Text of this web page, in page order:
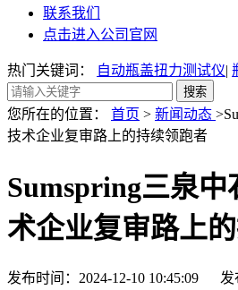
联系我们
点击进入公司官网
热门关键词： 自动瓶盖扭力测试仪|
您所在的位置： 首页 > 新闻动态
技术企业复审路上的持续领跑者
Sumspring三泉中
术企业复审路上
发布时间：2024-12-10 10:45:09